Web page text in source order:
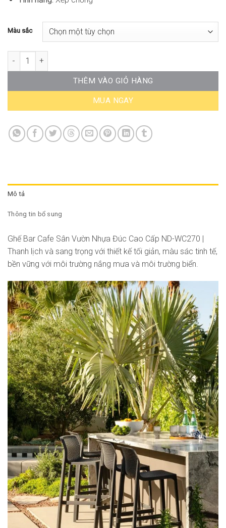
Màu sắc
Ghế Bar Cafe Sân Vườn Nhựa Đúc Cao Cấp ND-WC270 số lượng
THÊM VÀO GIỎ HÀNG
MUA NGAY
Mô tả
Thông tin bổ sung
Ghế Bar Cafe Sân Vườn Nhựa Đúc Cao Cấp ND-WC270 |
Thanh lịch và sang trọng với thiết kế tối giản, màu sác tinh tế,
bền vững với môi trường nắng mưa và môi trường biển.